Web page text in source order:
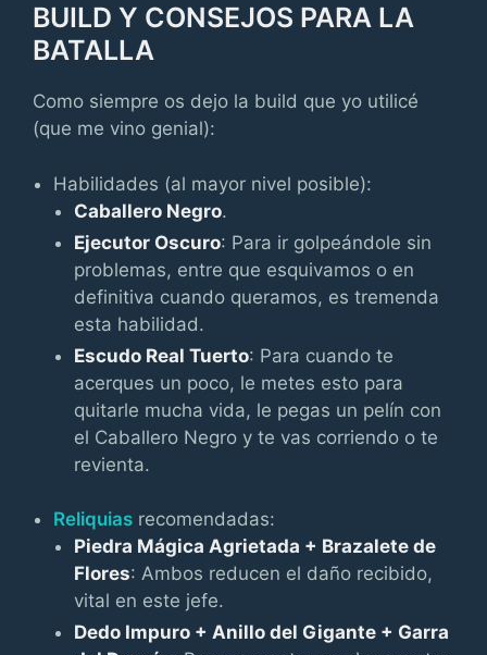
BUILD Y CONSEJOS PARA LA
BATALLA
Como siempre os dejo la build que yo utilicé
(que me vino genial):
Habilidades (al mayor nivel posible):
Caballero Negro.
Ejecutor Oscuro: Para ir golpeándole sin
problemas, entre que esquivamos o en
definitiva cuando queramos, es tremenda
esta habilidad.
Escudo Real Tuerto: Para cuando te
acerques un poco, le metes esto para
quitarle mucha vida, le pegas un pelín con
el Caballero Negro y te vas corriendo o te
revienta.
Reliquias recomendadas:
Piedra Mágica Agrietada + Brazalete de
Flores: Ambos reducen el daño recibido,
vital en este jefe.
Dedo Impuro + Anillo del Gigante + Garra